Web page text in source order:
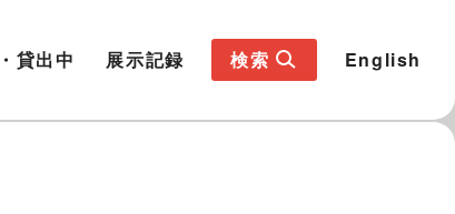
貸出中 展示記録 検索 English